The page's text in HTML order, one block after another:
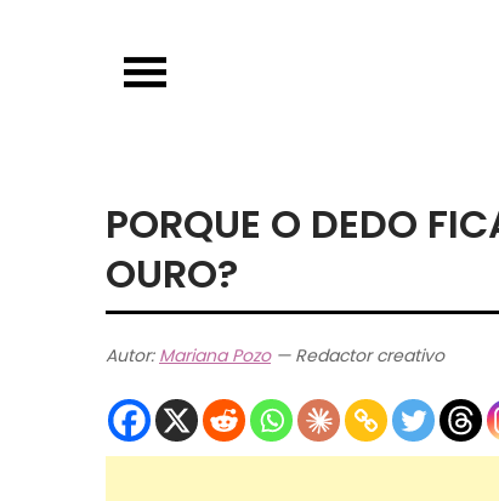
PORQUE O DEDO
OURO?
Autor: Mariana Pozo— Redactor creativo